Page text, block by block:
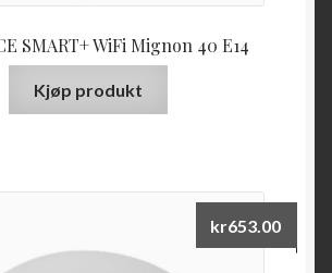
SMART+ WiFi Mignon 40 E14
Kjøp produkt
kr653.00